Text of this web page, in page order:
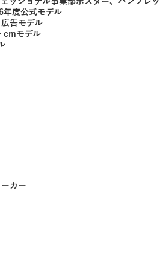
度公式モデル
告モデル
cmモデル
カー